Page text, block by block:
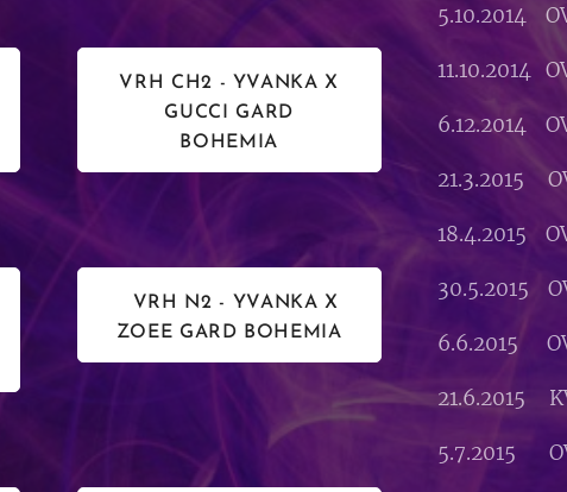
VRH CH2 - YVANKA X
GUCCI GARD
BOHEMIA
VRH N2 - YVANKA X
ZOEE GARD BOHEMIA
5.10.2014
11.10.2014
21.3.2015
6.6.2015
21.6.2015
5.7.2015